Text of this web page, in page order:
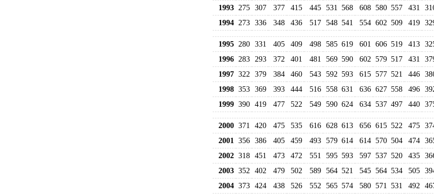
1993 275 307 377 415 445 531 568 608 580 557 431
1994 273 336 348 436 517 548 541 554 602 509 419
1995 280 331 405 409 498 585 619 601 606 519 413
1996 283 293 372 401 481 569 590 602 579 517 431
1997 322 379 384 460 543 592 593 615 577 521 446
1998 353 369 393 444 516 558 631 636 627 558 496
1999 390 419 477 522 549 590 624 634 537 497 440
2000 371 420 475 535 616 628 613 656 615 522 475
2001
356 386 405 459 493 579 614 614 570 504 474
2002 318 451 473 472 551 595 593 597 537 520 435
2003 352 402 479 502 589 564 521 545 564 534 505
2004 373 424 438 526 552 565 574 580 571 531 492